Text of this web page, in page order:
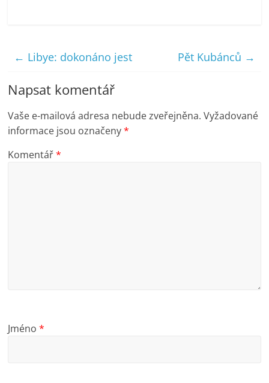
← Libye: dokonáno jest Pět Kubánců →
Napsat komentář
Vaše e-mailová adresa nebude zveřejněna. Vyžadované
informace jsou označeny*
Komentář*
Jméno*